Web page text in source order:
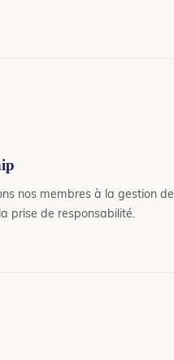
nos membres à la gestion de
prise de responsabilité.